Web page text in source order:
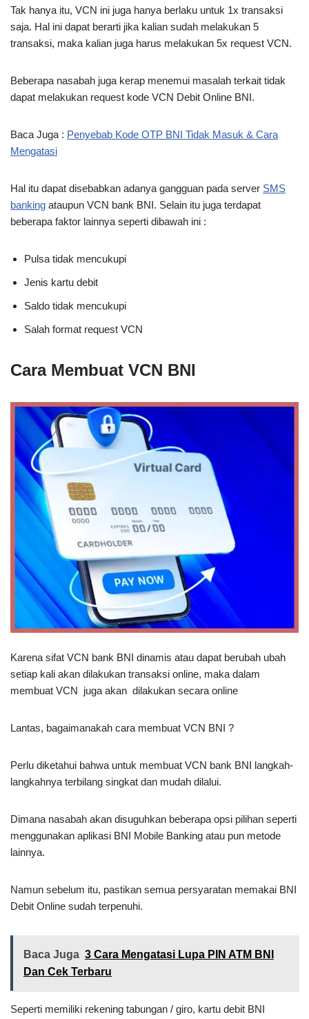
Tak hanya itu, VCN ini juga hanya berlaku untuk 1x transaksi
saja. Hal ini dapat berarti jika kalian sudah melakukan 5
transaksi, maka kalian juga harus melakukan 5x request VCN.
Beberapa nasabah juga kerap menemui masalah terkait tidak
dapat melakukan request kode VCN Debit Online BNI.
Baca Juga : Penyebab Kode OTP BNI Tidak Masuk & Cara
Mengatasi
Hal itu dapat disebabkan adanya gangguan pada server SMS
banking ataupun VCN bank BNI. Selain itu juga terdapat
beberapa faktor lainnya seperti dibawah ini :
Pulsa tidak mencukupi
Jenis kartu debit
Saldo tidak mencukupi
Salah format request VCN
Cara Membuat VCN BNI
Karena sifat VCN bank BNI dinamis atau dapat berubah ubah
setiap kali akan dilakukan transaksi online, maka dalam
membuat VCN juga akan dilakukan secara online
Lantas, bagaimanakah cara membuat VCN BNI ?
Perlu diketahui bahwa untuk membuat VCN bank BNI langkah-
langkahnya terbilang singkat dan mudah dilalui.
Dimana nasabah akan disuguhkan beberapa opsi pilihan seperti
menggunakan aplikasi BNI Mobile Banking atau pun metode
lainnya.
Namun sebelum itu, pastikan semua persyaratan memakai BNI
Debit Online sudah terpenuhi.
Baca Juga 3 Cara Mengatasi Lupa PIN ATM BNI
Dan Cek Terbaru
Seperti memiliki rekening tabungan / giro, kartu debit BNI